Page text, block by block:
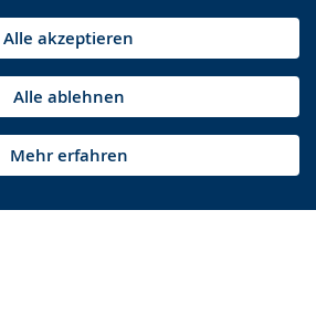
Alle akzeptieren
Alle ablehnen
Mehr erfahren